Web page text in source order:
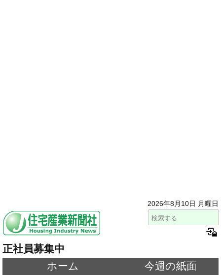
2026年8月10日 月曜日
正社員募集中
ホーム
今週の紙面